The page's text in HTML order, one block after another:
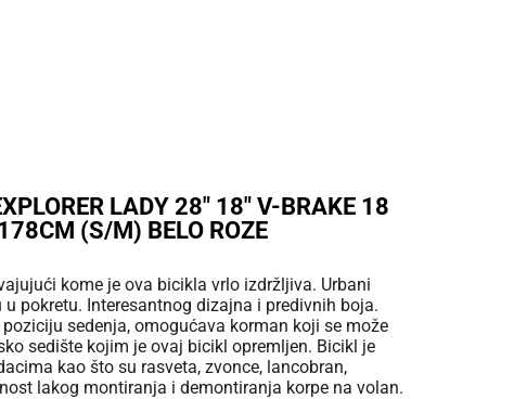
LADY 28" 18" V-BRAKE 18
(S/M) BELO ROZE
kome je ova bicikla vrlo izdržljiva. Urbani
pokretu. Interesantnog dizajna i predivnih boja.
sedenja, omogućava korman koji se može
sedište kojim je ovaj bicikl opremljen. Bicikl je
kao što su rasveta, zvonce, lancobran,
lakog montiranja i demontiranja korpe na volan.